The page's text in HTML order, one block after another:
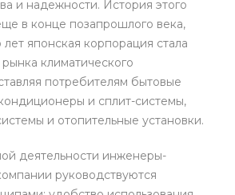
и надежности. История этого
в конце позапрошлого века,
японская корпорация стала
климатического
потребителям бытовые
и сплит-системы,
и отопительные установки.
деятельности инженеры-
руководствуются